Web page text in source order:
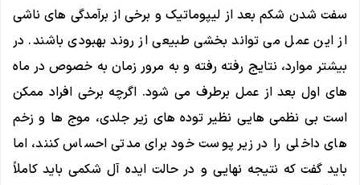
سفت شدن شکم بعد از لیپوماتیک و برخی از برآمدگی های ناشی
از این عمل می تواند بخشی طبیعی از روند بهبودی باشند. در
بیشتر موارد، نتایج رفته رفته و به مرور زمان به خصوص در ماه
های اول بعد از عمل برطرف می شود. اگرچه برخی افراد ممکن
است بی نظمی هایی نظیر توده های زیر جلدی، موج ها و زخم
های داخلی را در زیر پوست خود برای مدتی احساس کنند، اما
باید گفت که نتیجه نهایی و در حالت ایده آل شکمی باید کاملاً